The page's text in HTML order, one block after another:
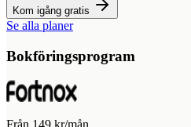
Kom igång gratis
Se alla planer
Bokföringsprogram
Från 149 kr/mån